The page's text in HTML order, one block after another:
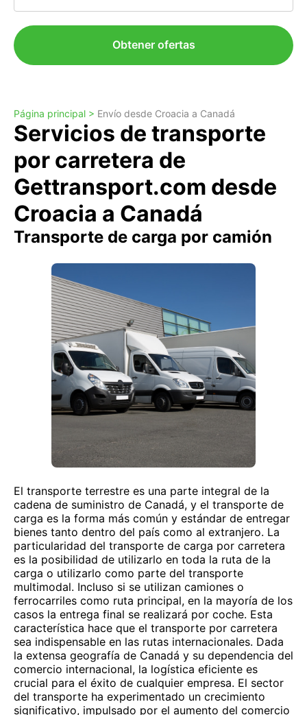
Obtener ofertas
Página principal > Envío desde Croacia a Canadá
Servicios de transporte
por carretera de
Gettransport.com desde
Croacia a Canadá
Transporte de carga por camión
El transporte terrestre es una parte integral de la
cadena de suministro de Canadá, y el transporte de
carga es la forma más común y estándar de entregar
bienes tanto dentro del país como al extranjero. La
particularidad del transporte de carga por carretera
es la posibilidad de utilizarlo en toda la ruta de la
carga o utilizarlo como parte del transporte
multimodal. Incluso si se utilizan camiones o
ferrocarriles como ruta principal, en la mayoría de los
casos la entrega final se realizará por coche. Esta
característica hace que el transporte por carretera
sea indispensable en las rutas internacionales. Dada
la extensa geografía de Canadá y su dependencia del
comercio internacional, la logística eficiente es
crucial para el éxito de cualquier empresa. El sector
del transporte ha experimentado un crecimiento
significativo, impulsado por el aumento del comercio